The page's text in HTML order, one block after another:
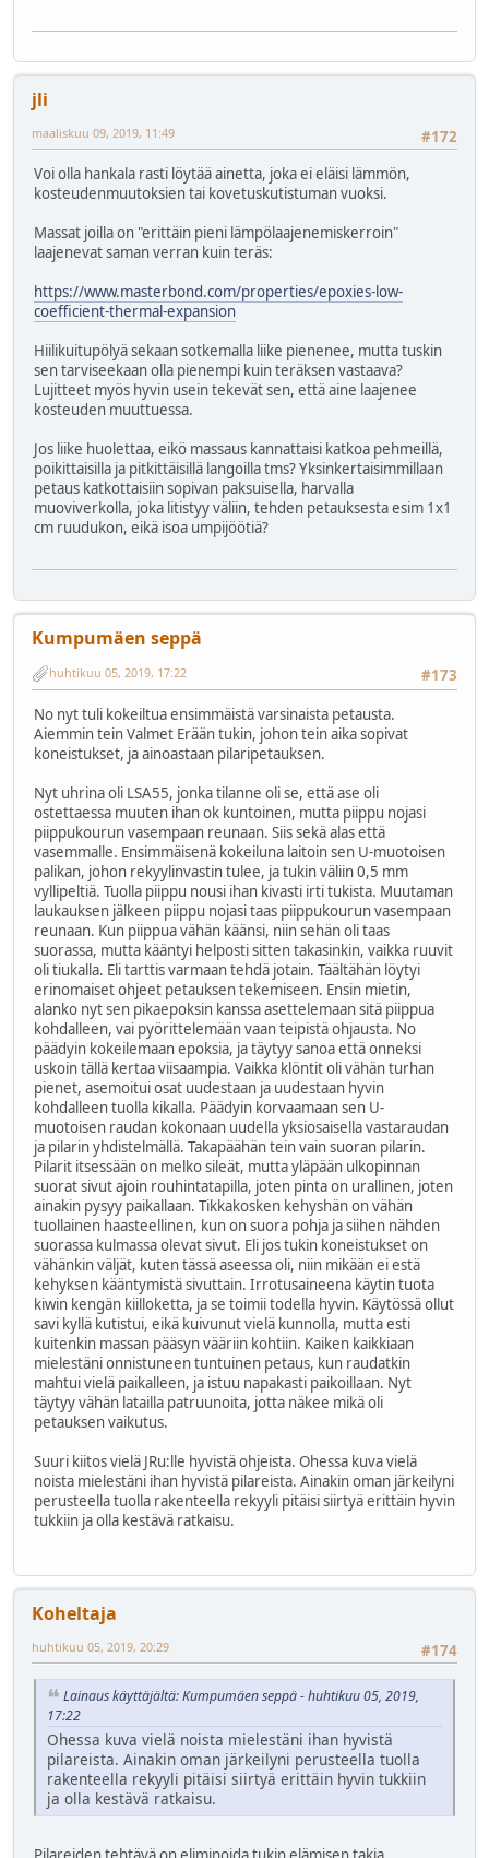
jli
#172
maaliskuu 09, 2019, 11:49
Voi olla hankala rasti löytää ainetta, joka ei eläisi lämmön,
kosteudenmuutoksien tai kovetuskutistuman vuoksi.
Massat joilla on "erittäin pieni lämpölaajenemiskerroin"
laajenevat saman verran kuin teräs:
https://www.masterbond.com/properties/epoxies-low-
coefficient-thermal-expansion
Hiilikuitupölyä sekaan sotkemalla liike pienenee, mutta tuskin
sen tarviseekaan olla pienempi kuin teräksen vastaava?
Lujitteet myös hyvin usein tekevät sen, että aine laajenee
kosteuden muuttuessa.
Jos liike huolettaa, eikö massaus kannattaisi katkoa pehmeillä,
poikittaisilla ja pitkittäisillä langoilla tms? Yksinkertaisimmillaan
petaus katkottaisiin sopivan paksuisella, harvalla
muoviverkolla, joka litistyy väliin, tehden petauksesta esim 1x1
cm ruudukon, eikä isoa umpijöötiä?
Kumpumäen seppä
#173
huhtikuu 05, 2019, 17:22
No nyt tuli kokeiltua ensimmäistä varsinaista petausta.
Aiemmin tein Valmet Erään tukin, johon tein aika sopivat
koneistukset, ja ainoastaan pilaripetauksen.
Nyt uhrina oli LSA55, jonka tilanne oli se, että ase oli
ostettaessa muuten ihan ok kuntoinen, mutta piippu nojasi
piippukourun vasempaan reunaan. Siis sekä alas että
vasemmalle. Ensimmäisenä kokeiluna laitoin sen U-muotoisen
palikan, johon rekyylinvastin tulee, ja tukin väliin 0,5 mm
vyllipeltiä. Tuolla piippu nousi ihan kivasti irti tukista. Muutaman
laukauksen jälkeen piippu nojasi taas piippukourun vasempaan
reunaan. Kun piippua vähän käänsi, niin sehän oli taas
suorassa, mutta kääntyi helposti sitten takasinkin, vaikka ruuvit
oli tiukalla. Eli tarttis varmaan tehdä jotain. Täältähän löytyi
erinomaiset ohjeet petauksen tekemiseen. Ensin mietin,
alanko nyt sen pikaepoksin kanssa asettelemaan sitä piippua
kohdalleen, vai pyörittelemään vaan teipistä ohjausta. No
päädyin kokeilemaan epoksia, ja täytyy sanoa että onneksi
uskoin tällä kertaa viisaampia. Vaikka klöntit oli vähän turhan
pienet, asemoitui osat uudestaan ja uudestaan hyvin
kohdalleen tuolla kikalla. Päädyin korvaamaan sen U-
muotoisen raudan kokonaan uudella yksiosaisella vastaraudan
ja pilarin yhdistelmällä. Takapäähän tein vain suoran pilarin.
Pilarit itsessään on melko sileät, mutta yläpään ulkopinnan
suorat sivut ajoin rouhintatapilla, joten pinta on urallinen, joten
ainakin pysyy paikallaan. Tikkakosken kehyshän on vähän
tuollainen haasteellinen, kun on suora pohja ja siihen nähden
suorassa kulmassa olevat sivut. Eli jos tukin koneistukset on
vähänkin väljät, kuten tässä aseessa oli, niin mikään ei estä
kehyksen kääntymistä sivuttain. Irrotusaineena käytin tuota
kiwin kengän kiilloketta, ja se toimii todella hyvin. Käytössä ollut
savi kyllä kutistui, eikä kuivunut vielä kunnolla, mutta esti
kuitenkin massan pääsyn vääriin kohtiin. Kaiken kaikkiaan
mielestäni onnistuneen tuntuinen petaus, kun raudatkin
mahtui vielä paikalleen, ja istuu napakasti paikoillaan. Nyt
täytyy vähän latailla patruunoita, jotta näkee mikä oli
petauksen vaikutus.
Suuri kiitos vielä JRu:lle hyvistä ohjeista. Ohessa kuva vielä
noista mielestäni ihan hyvistä pilareista. Ainakin oman järkeilyni
perusteella tuolla rakenteella rekyyli pitäisi siirtyä erittäin hyvin
tukkiin ja olla kestävä ratkaisu.
Koheltaja
#174
huhtikuu 05, 2019, 20:29
Lainaus käyttäjältä: Kumpumäen seppä - huhtikuu 05, 2019,
17:22
Ohessa kuva vielä noista mielestäni ihan hyvistä
pilareista. Ainakin oman järkeilyni perusteella tuolla
rakenteella rekyyli pitäisi siirtyä erittäin hyvin tukkiin
ja olla kestävä ratkaisu.